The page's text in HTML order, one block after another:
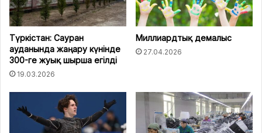
Түркістан: Сауран
ауданында жаңару күнінде
300-ге жуық шырша егілді
19.03.2026
Миллиардтық демалыс
27.04.2026